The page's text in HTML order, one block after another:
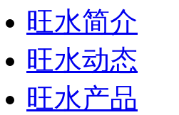
旺水简介
旺水动态
旺水产品